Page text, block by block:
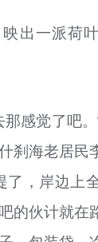
出一派荷叶
那感觉了吧
刹海老居民
了，岸边上
的伙计就在